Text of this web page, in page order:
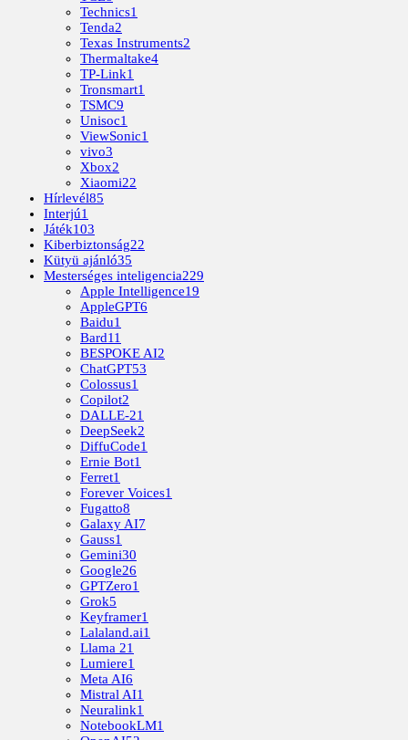
Technics1
Tenda2
Texas Instruments2
Thermaltake4
TP-Link1
Tronsmart1
TSMC9
Unisoc1
ViewSonic1
vivo3
Xbox2
Xiaomi22
Hírlevél85
Interjú1
Játék103
Kiberbiztonság22
Kütyü ajánló35
Mesterséges inteligencia229
Apple Intelligence19
AppleGPT6
Baidu1
Bard11
BESPOKE AI2
ChatGPT53
Colossus1
Copilot2
DALLE-21
DeepSeek2
DiffuCode1
Ernie Bot1
Ferret1
Forever Voices1
Fugatto8
Galaxy AI7
Gauss1
Gemini30
Google26
GPTZero1
Grok5
Keyframer1
Lalaland.ai1
Llama 21
Lumiere1
Meta AI6
Mistral AI1
Neuralink1
NotebookLM1